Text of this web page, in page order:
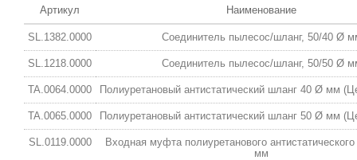
Артикул Наименование
SL.1382.0000 Соединитель пылесос/шланг, 50/40 Ø
SL.1218.0000 Соединитель пылесос/шланг, 50/50 Ø
TA.0064.0000 Полиуретановый антистатический шланг 40 Ø мм
TA.0065.0000 Полиуретановый антистатический шланг 50 Ø мм
SL.0119.0000
Входная муфта полиуретанового
мм